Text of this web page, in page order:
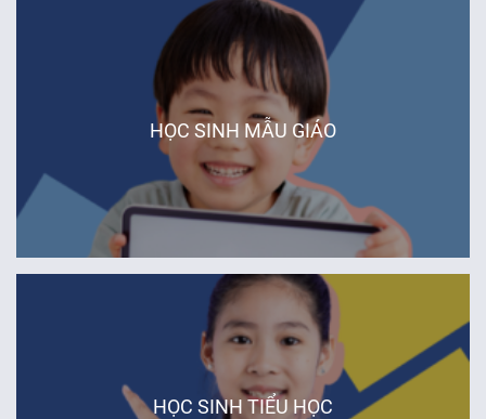
HỌC SINH MẪU GIÁO
Hà Nội
Đà Nẵng
HỌC SINH TIỂU HỌC
Hà Nội